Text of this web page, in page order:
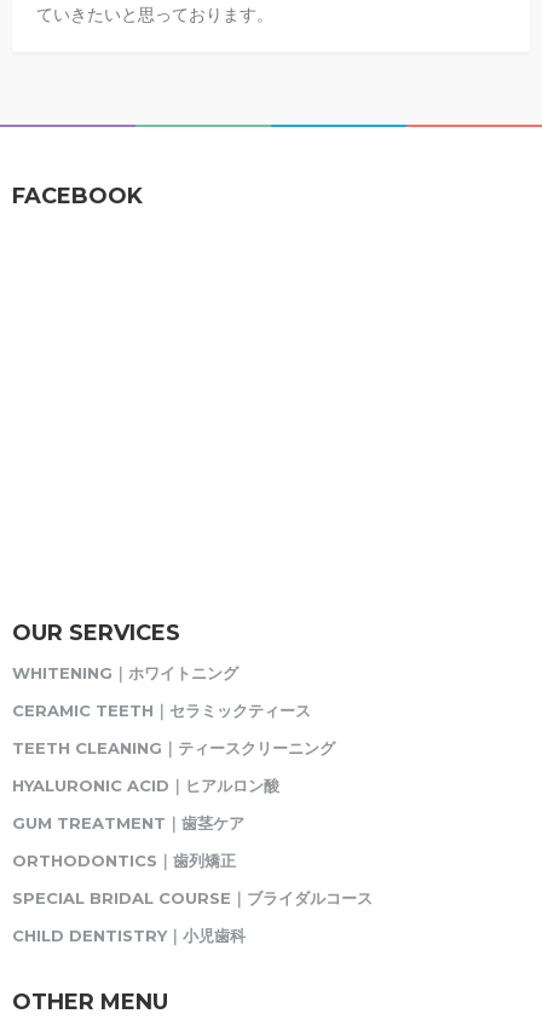
ていきたいと思っております。
FACEBOOK
OUR SERVICES
WHITENING｜ホワイトニング
CERAMIC TEETH｜セラミックティース
TEETH CLEANING｜ティースクリーニング
HYALURONIC ACID｜ヒアルロン酸
GUM TREATMENT｜歯茎ケア
ORTHODONTICS｜歯列矯正
SPECIAL BRIDAL COURSE｜ブライダルコース
CHILD DENTISTRY｜小児歯科
OTHER MENU